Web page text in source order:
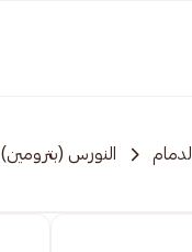
الدمام النورس (بترومين)